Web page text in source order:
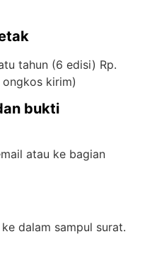
tahun (6 edisi) Rp.
kirim)
bukti
atau ke bagian
dalam sampul surat.